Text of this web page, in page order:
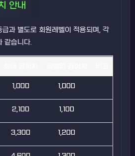
안내
과 별도로 회원레벨이 적용되며, 각
같습니다.
1,000 1,000
2,100 1,100
3,300 1,200